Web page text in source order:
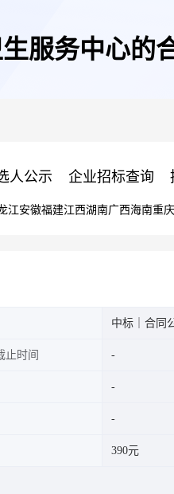
服务中心的
人公示 企业招标查询
江安徽福建江西湖南广西海南重庆
中标｜合同
止时间
390元